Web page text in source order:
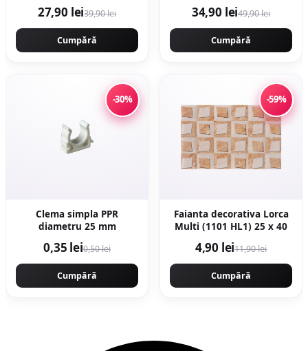
27,90 lei39,90 lei
Cumpără
34,90 lei49,90 lei
Cumpără
-30%
Clema simpla PPR
diametru 25 mm
0,35 lei0,50 lei
Cumpără
-59%
Faianta decorativa Lorca
Multi (1101 HL1) 25 x 40
4,90 lei11,90 lei
Cumpără